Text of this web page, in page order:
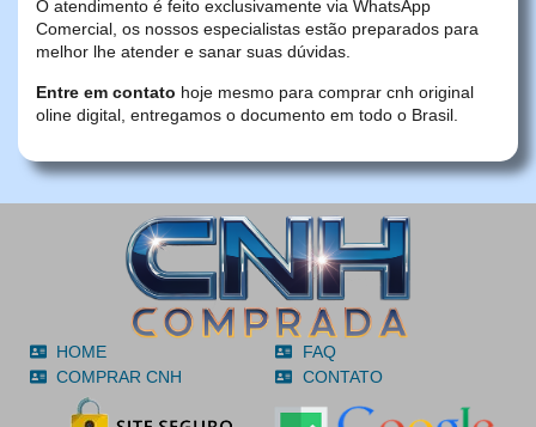
O atendimento é feito exclusivamente via WhatsApp
Comercial, os nossos especialistas estão preparados para
melhor lhe atender e sanar suas dúvidas.
Entre em contato hoje mesmo para comprar cnh original
oline digital, entregamos o documento em todo o Brasil.
HOME
COMPRAR CNH
FAQ
CONTATO